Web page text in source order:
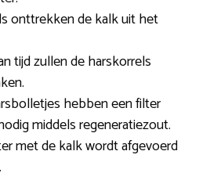
onttrekken de kalk uit het
tijd zullen de harskorrels
hebben een filter
middels regeneratiezout.
met de kalk wordt afgevoerd